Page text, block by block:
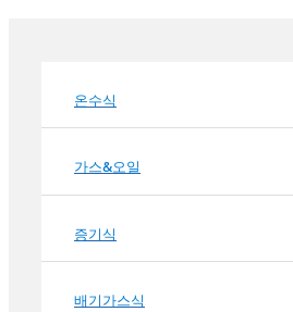
온수식
가스&오일
증기식
배기가스식